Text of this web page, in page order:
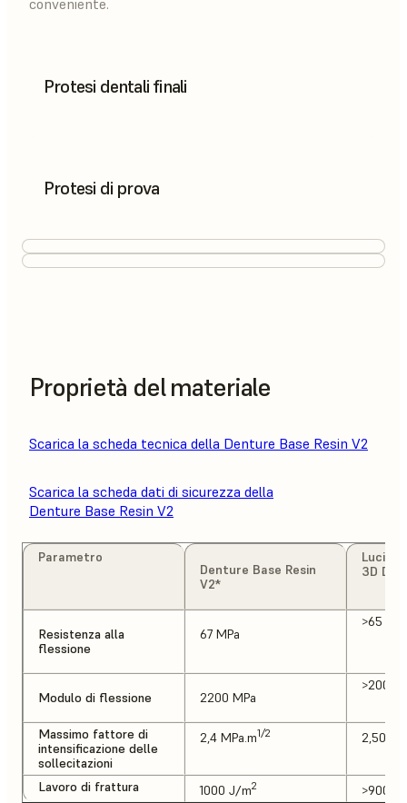
conveniente.
Protesi dentali finali
Protesi di prova
Proprietà del materiale
Scarica la scheda tecnica della Denture Base Resin V2
Scarica la scheda dati di sicurezza della
Denture Base Resin V2
Parametro
Denture Base Resin
V2*
3D
Resistenza alla
flessione
67 MPa
>65
Modulo di flessione 2200 MPa
>2000
Massimo fattore di
intensificazione delle
sollecitazioni
2,4 MPa.m1/2 2,50
Lavoro di frattura 1000 J/m2 >900